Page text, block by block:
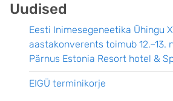
Uudised
Eesti Inimesegeneetika Ühingu
aastakonverents toimub 12.–13.
Pärnus Estonia Resort hotel &
EIGÜ terminikorje